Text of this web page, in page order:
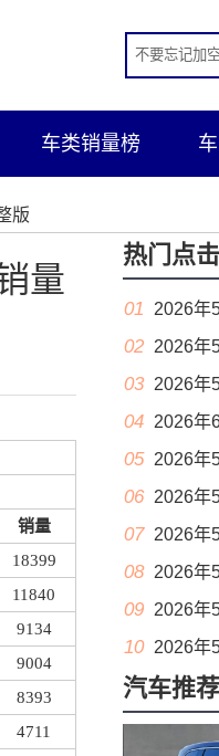
车类销量榜
版
量
销量
18399
11840
9134
9004
8393
4711
热门点击
01 2026年
02 2026年5月
03 2026年
04 2026年
05 2026年5月
06 2026年
07 2026年5
08 2026年
09 2026年
10 2026年5
汽车推荐